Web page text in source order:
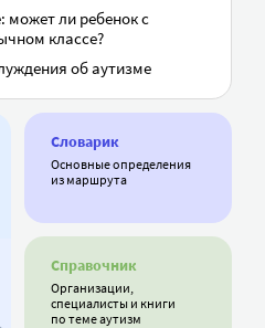
может ли ребенок с
классе?
об аутизме
Словарик
Основные определения
из маршрута
Справочник
Организации,
специалисты и книги
по теме аутизм